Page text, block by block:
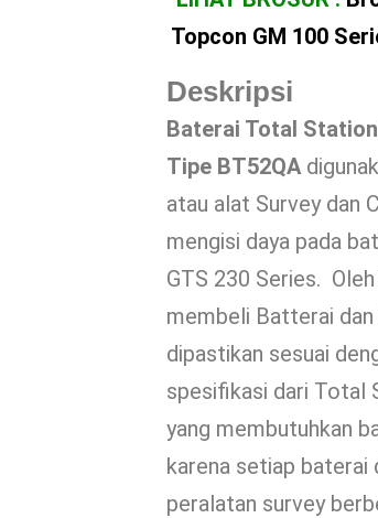
Topcon GM 100
Deskripsi
Baterai Total
Tipe BT52QA
atau alat Survey dan
mengisi daya pada
GTS 230 Series.
membeli Batterai dan
dipastikan sesuai
spesifikasi dari Total
yang membutuhkan
karena setiap baterai
peralatan survey